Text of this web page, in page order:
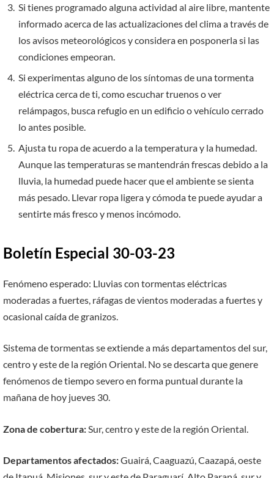
Si tienes programado alguna actividad al aire libre, mantente
informado acerca de las actualizaciones del clima a través de
los avisos meteorológicos y considera en posponerla si las
condiciones empeoran.
Si experimentas alguno de los síntomas de una tormenta
eléctrica cerca de ti, como escuchar truenos o ver
relámpagos, busca refugio en un edificio o vehículo cerrado
lo antes posible.
Ajusta tu ropa de acuerdo a la temperatura y la humedad.
Aunque las temperaturas se mantendrán frescas debido a la
lluvia, la humedad puede hacer que el ambiente se sienta
más pesado. Llevar ropa ligera y cómoda te puede ayudar a
sentirte más fresco y menos incómodo.
Boletín Especial 30-03-23
Fenómeno esperado: Lluvias con tormentas eléctricas
moderadas a fuertes, ráfagas de vientos moderadas a fuertes y
ocasional caída de granizos.
Sistema de tormentas se extiende a más departamentos del sur,
centro y este de la región Oriental. No se descarta que genere
fenómenos de tiempo severo en forma puntual durante la
mañana de hoy jueves 30.
Zona de cobertura: Sur, centro y este de la región Oriental.
Departamentos afectados:Guairá, Caaguazú, Caazapá, oeste